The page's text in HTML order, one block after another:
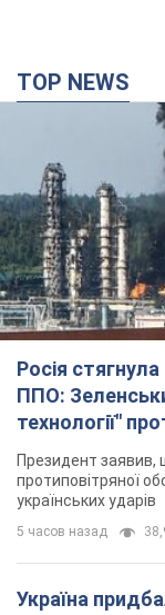
TOP NEWS
Росія
ППО:
технології"
Президент заявив,
протиповітряної
українських ударів
5 часов назад
Україна